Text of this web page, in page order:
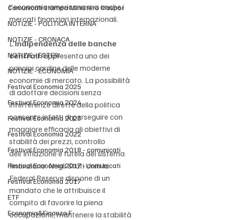
Comunicati stampa Ministero traspor
NOTIZIE - POLITICA INTERNA
NOTIZIE - CRONACA
NOTIZIE - ESTERI
NOTIZIE - ECONOMIA
Festival Economia 2025
Festival Economia 2024
Festival Economia 2023
Festival Economia 2022
Festival Economia 2018 - comunicati
Festival Economia 2017 - comunicati
Festival Economia 2017
ETF
Economia&Finanza F
l'economia americana ma anche i
mercati finanziari internazionali.
L'indipendenza delle banche
centrali rappresenta uno dei
principi cardine delle moderne
economie di mercato. La possibilità
di adottare decisioni senza
interferenze dirette della politica
consente infatti di perseguire con
maggiore efficacia gli obiettivi di
stabilità dei prezzi, controllo
dell'inflazione e tutela del sistema
finanziario. Negli Stati Uniti la
Federal Reserve dispone di un
mandato che le attribuisce il
compito di favorire la piena
occupazione, mantenere la stabilità